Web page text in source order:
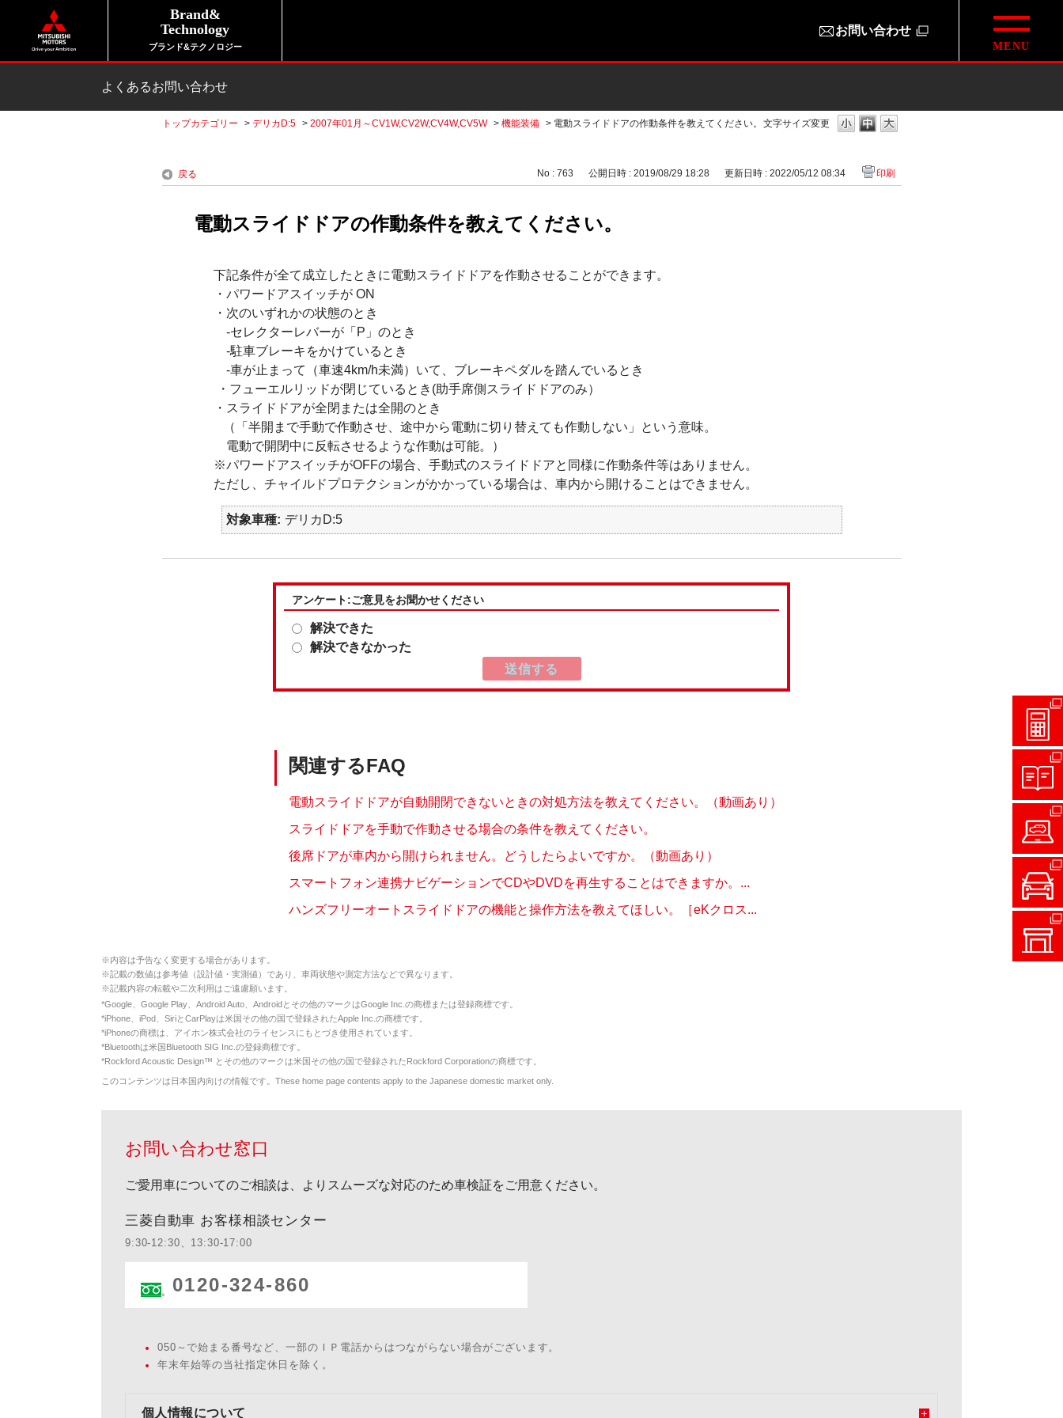
Brand&
Technology
ブランド&テクノロジー
お問い合わせ
よくあるお問い合わせ
文字サイズ変更
トップカテゴリー > デリカD:5 > 2007年01月～CV1W,CV2W,CV4W,CV5W > 機能装備 > 電動スライドドアの作動条件を教えてください。
戻る No : 763 公開日時 : 2019/08/29 18:28 更新日時 : 2022/05/12 08:34 印刷
電動スライドドアの作動条件を教えてください。
下記条件が全て成立したときに電動スライドドアを作動させることができます。
・パワードアスイッチが ON
・次のいずれかの状態のとき
-セレクターレバーが「P」のとき
-駐車ブレーキをかけているとき
-車が止まって（車速4km/h未満）いて、ブレーキペダルを踏んでいるとき
・フューエルリッドが閉じているとき(助手席側スライドドアのみ）
・スライドドアが全閉または全開のとき
（「半開まで手動で作動させ、途中から電動に切り替えても作動しない」という意味。
電動で開閉中に反転させるような作動は可能。）
※パワードアスイッチがOFFの場合、手動式のスライドドアと同様に作動条件等はありません。
ただし、チャイルドプロテクションがかかっている場合は、車内から開けることはできません。
対象車種 デリカD:5
アンケート:ご意見をお聞かせください
解決できた
解決できなかった
関連するFAQ
電動スライドドアが自動開閉できないときの対処方法を教えてください。（動画あり）
スライドドアを手動で作動させる場合の条件を教えてください。
後席ドアが車内から開けられません。どうしたらよいですか。（動画あり）
スマートフォン連携ナビゲーションでCDやDVDを再生することはできますか。...
ハンズフリーオートスライドドアの機能と操作方法を教えてほしい。［eKクロス...
※内容は予告なく変更する場合があります。
※記載の数値は参考値（設計値・実測値）であり、車両状態や測定方法などで異なります。
※記載内容の転載や二次利用はご遠慮願います。
*Google、Google Play、Android Auto、Androidとその他のマークはGoogle Inc.の商標または登録商標です。
*iPhone、iPod、SiriとCarPlayは米国その他の国で登録されたApple Inc.の商標です。
*iPhoneの商標は、アイホン株式会社のライセンスにもとづき使用されています。
*Bluetoothは米国Bluetooth SIG Inc.の登録商標です。
*Rockford Acoustic Design™ とその他のマークは米国その他の国で登録されたRockford Corporationの商標です。
このコンテンツは日本国内向けの情報です。These home page contents apply to the Japanese domestic market only.
お問い合わせ窓口
ご愛用車についてのご相談は、よりスムーズな対応のため車検証をご用意ください。
三菱自動車 お客様相談センター
9:30-12:30、13:30-17:00
0120-324-860
050～で始まる番号など、一部のＩＰ電話からはつながらない場合がございます。
年末年始等の当社指定休日を除く。
個人情報について